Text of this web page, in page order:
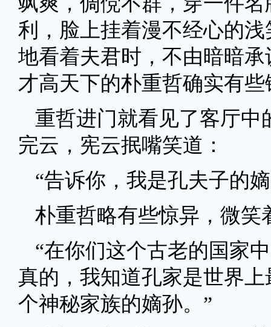
利，脸上挂着漫不经心的
地看着夫君时，不由暗暗
才高天下的朴重哲确实有
重哲进门就看见了客厅中
完云，宪云抿嘴笑道：
“告诉你，我是孔夫子的
朴重哲略有些惊异，微笑
“在你们这个古老的国家
真的，我知道孔家是世界
个神秘家族的嫡孙。”